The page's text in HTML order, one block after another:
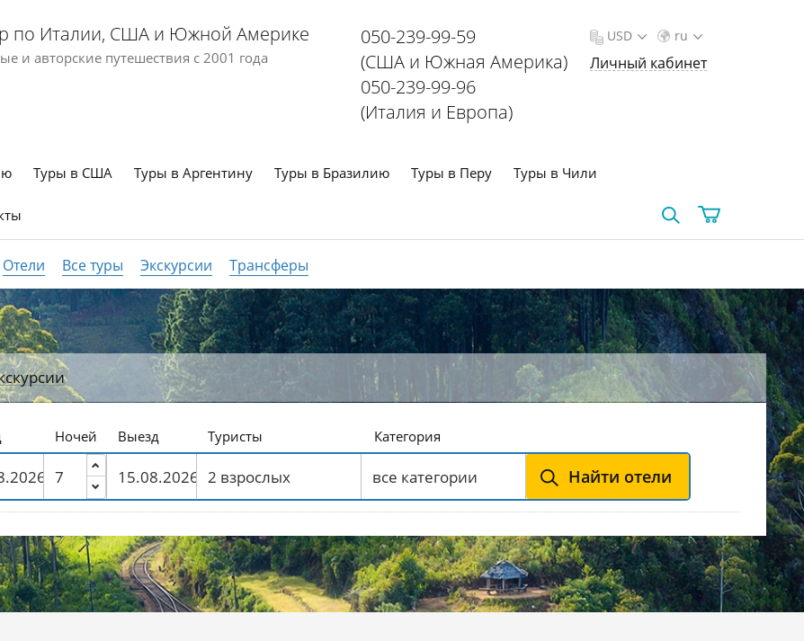
по Италии, США и Южной Америке
и авторские путешествия с 2001 года
050-239-99-59
(США и Южная Америка)
050-239-99-96
(Италия и Европа)
ru
USD
Личный кабинет
Туры в США Туры в Аргентину Туры в Бразилию Туры в Перу Туры в Чили
Отели Все туры Экскурсии Трансферы
Ночей Выезд Туристы Категория
Найти отели